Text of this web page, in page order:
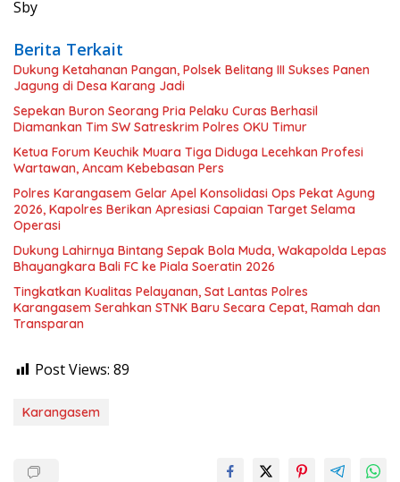
Sby
Berita Terkait
Dukung Ketahanan Pangan, Polsek Belitang III Sukses Panen
Jagung di Desa Karang Jadi
Sepekan Buron Seorang Pria Pelaku Curas Berhasil
Diamankan Tim SW Satreskrim Polres OKU Timur
Ketua Forum Keuchik Muara Tiga Diduga Lecehkan Profesi
Wartawan, Ancam Kebebasan Pers
Polres Karangasem Gelar Apel Konsolidasi Ops Pekat Agung
2026, Kapolres Berikan Apresiasi Capaian Target Selama
Operasi
Dukung Lahirnya Bintang Sepak Bola Muda, Wakapolda Lepas
Bhayangkara Bali FC ke Piala Soeratin 2026
Tingkatkan Kualitas Pelayanan, Sat Lantas Polres
Karangasem Serahkan STNK Baru Secara Cepat, Ramah dan
Transparan
Post Views: 89
Karangasem